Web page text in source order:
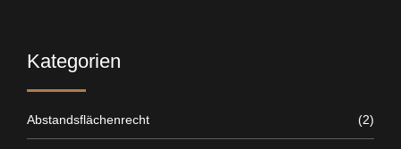
Kategorien
Abstandsflächenrecht (2)